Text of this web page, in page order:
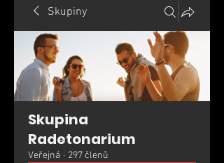
Skupiny
Skupina
Radetonarium
Veřejná · 297 členů